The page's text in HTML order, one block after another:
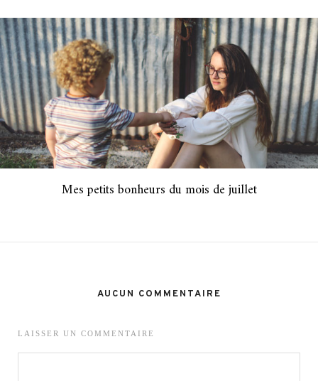
Mes petits bonheurs du mois de juillet
AUCUN COMMENTAIRE
LAISSER UN COMMENTAIRE